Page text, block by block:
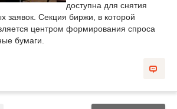
доступна для снятия
заявок. Секция биржи, в которой
центром формирования спроса
бумаги.